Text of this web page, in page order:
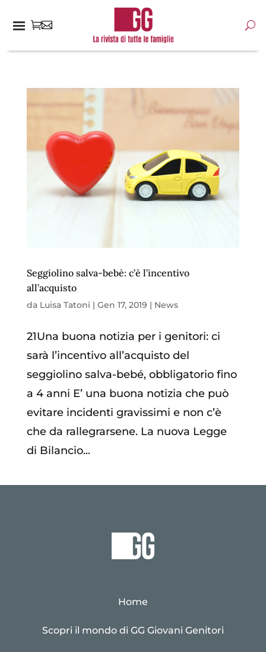
Seggiolino salva-bebè: c’è l’incentivo
all’acquisto
da Luisa Tatoni | Gen 17, 2019 | News
21Una buona notizia per i genitori: ci
sarà l’incentivo all’acquisto del
seggiolino salva-bebé, obbligatorio fino
a 4 anni E’ una buona notizia che può
evitare incidenti gravissimi e non c’è
che da rallegrarsene. La nuova Legge
di Bilancio...
Home
Scopri il mondo di GG Giovani Genitori